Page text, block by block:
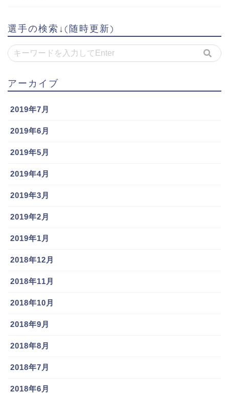
選手の検索↓(随時更新)
アーカイブ
2019年7月
2019年6月
2019年5月
2019年4月
2019年3月
2019年2月
2019年1月
2018年12月
2018年11月
2018年10月
2018年9月
2018年8月
2018年7月
2018年6月